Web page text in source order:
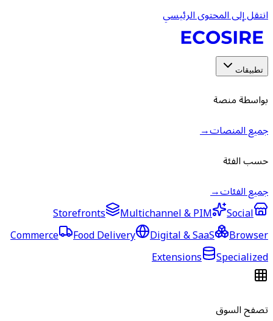
انتقل إلى المحتوى الرئيسي
تطبيقات
بواسطة منصة
جميع المنصات→
حسب الفئة
جميع الفئات→
Storefronts
Multichannel & PIM
Social
Commerce
Food Delivery Digital & SaaS
Browser
Extensions
Specialized
تصفح السوق